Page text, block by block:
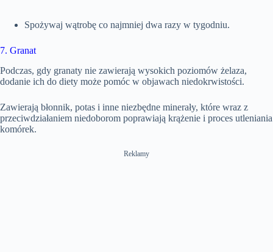
Spożywaj wątrobę co najmniej dwa razy w tygodniu.
7. Granat
Podczas, gdy granaty nie zawierają wysokich poziomów żelaza,
dodanie ich do diety może pomóc w objawach niedokrwistości.
Zawierają błonnik, potas i inne niezbędne minerały, które wraz z
przeciwdziałaniem niedoborom poprawiają krążenie i proces utleniania
komórek.
Reklamy